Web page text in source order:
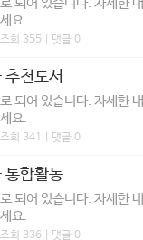
되어 있습니다. 자세한 내
요.
회 355 | 댓글 0
천도서
되어 있습니다. 자세한 내
요.
회 341 | 댓글 0
합활동
되어 있습니다. 자세한 내
요.
회 336 | 댓글 0